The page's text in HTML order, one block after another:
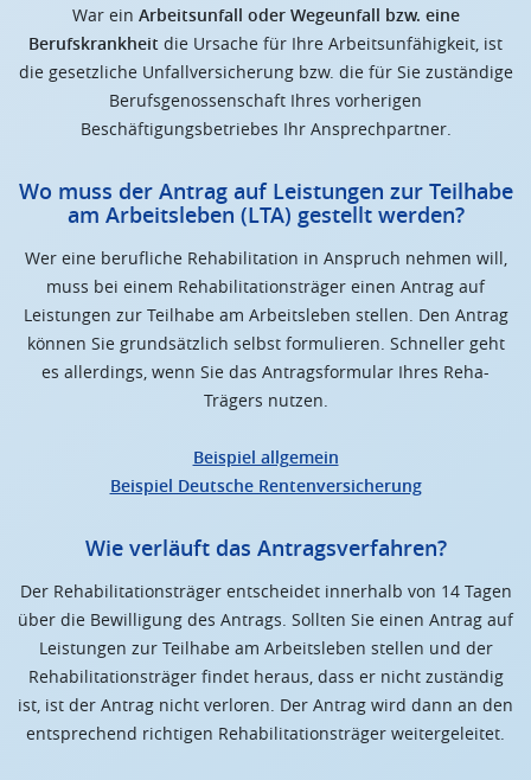
War ein Arbeitsunfall oder Wegeunfall bzw. eine
Berufskrankheit die Ursache für Ihre Arbeitsunfähigkeit, ist
die gesetzliche Unfallversicherung bzw. die für Sie zuständige
Berufsgenossenschaft Ihres vorherigen
Beschäftigungsbetriebes Ihr Ansprechpartner.
Wo muss der Antrag auf Leistungen zur Teilhabe
am Arbeitsleben (LTA) gestellt werden?
Wer eine berufliche Rehabilitation in Anspruch nehmen will,
muss bei einem Rehabilitationsträger einen Antrag auf
Leistungen zur Teilhabe am Arbeitsleben stellen. Den Antrag
können Sie grundsätzlich selbst formulieren. Schneller geht
es allerdings, wenn Sie das Antragsformular Ihres Reha-
Trägers nutzen.
Beispiel allgemein
Beispiel Deutsche Rentenversicherung
Wie verläuft das Antragsverfahren?
Der Rehabilitationsträger entscheidet innerhalb von 14 Tagen
über die Bewilligung des Antrags. Sollten Sie einen Antrag auf
Leistungen zur Teilhabe am Arbeitsleben stellen und der
Rehabilitationsträger findet heraus, dass er nicht zuständig
ist, ist der Antrag nicht verloren. Der Antrag wird dann an den
entsprechend richtigen Rehabilitationsträger weitergeleitet.